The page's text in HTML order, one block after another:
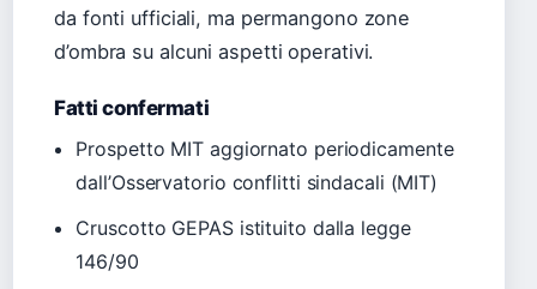
da fonti ufficiali, ma permangono zone
d’ombra su alcuni aspetti operativi.
Fatti confermati
Prospetto MIT aggiornato periodicamente
dall’Osservatorio conflitti sindacali (MIT)
Cruscotto GEPAS istituito dalla legge
146/90